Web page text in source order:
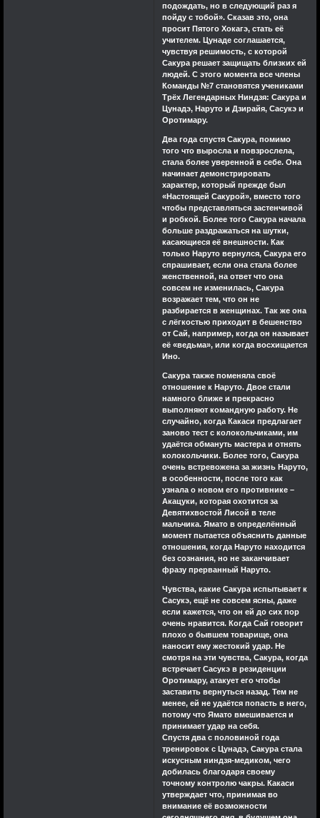
подождать, но в следующий раз я
пойду с тобой». Сказав это, она
просит Пятого Хокагэ, стать её
учителем. Цунаде соглашается,
чувствуя решимость, с которой
Сакура решает защищать близких ей
людей. С этого момента все члены
Команды №7 становятся учениками
Трёх Легендарных Ниндзя: Сакура и
Цунадэ, Наруто и Дзирайя, Сасукэ и
Оротимару.
Два года спустя Сакура, помимо
того что выросла и повзрослела,
стала более уверенной в себе. Она
начинает демонстрировать
характер, который прежде был
«Настоящей Сакурой», вместо того
чтобы представляться застенчивой
и робкой. Более того Сакура начала
больше раздражаться на шутки,
касающиеся её внешности. Как
только Наруто вернулся, Сакура его
спрашивает, если она стала более
женственной, на ответ что она
совсем не изменилась, Сакура
возражает тем, что он не
разбирается в женщинах. Так же она
с лёгкостью приходит в бешенство
от Сай, например, когда он называет
её «ведьма», или когда восхищается
Ино.
Сакура также поменяла своё
отношение к Наруто. Двое стали
намного ближе и прекрасно
выполняют командную работу. Не
случайно, когда Какаси предлагает
заново тест с колокольчиками, им
удаётся обмануть мастера и отнять
колокольчики. Более того, Сакура
очень встревожена за жизнь Наруто,
в особенности, после того как
узнала о новом его противнике –
Акацуки, которая охотится за
Девятихвостой Лисой в теле
мальчика. Ямато в определённый
момент пытается объяснить данные
отношения, когда Наруто находится
без сознания, но не заканчивает
фразу прерванный Наруто.
Чувства, какие Сакура испытывает к
Сасукэ, ещё не совсем ясны, даже
если кажется, что он ей до сих пор
очень нравится. Когда Сай говорит
плохо о бывшем товарище, она
наносит ему жестокий удар. Не
смотря на эти чувства, Сакура, когда
встречает Сасукэ в резиденции
Оротимару, атакует его чтобы
заставить вернуться назад. Тем не
менее, ей не удаётся попасть в него,
потому что Ямато вмешивается и
принимает удар на себя.
Спустя два с половиной года
тренировок с Цунадэ, Сакура стала
искусным ниндзя-медиком, чего
добилась благодаря своему
точному контролю чакры. Какаси
утверждает что, принимая во
внимание её возможности